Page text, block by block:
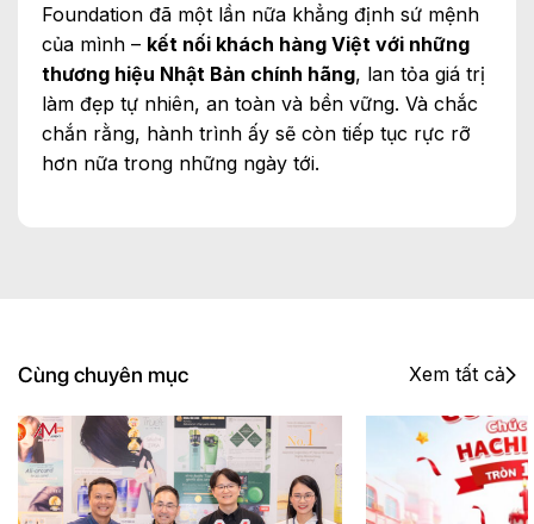
Foundation đã một lần nữa khẳng định sứ mệnh
của mình – kết nối khách hàng Việt với những
thương hiệu Nhật Bản chính hãng, lan tỏa giá trị
làm đẹp tự nhiên, an toàn và bền vững. Và chắc
chắn rằng, hành trình ấy sẽ còn tiếp tục rực rỡ
hơn nữa trong những ngày tới.
Cùng chuyên mục Xem tất cả